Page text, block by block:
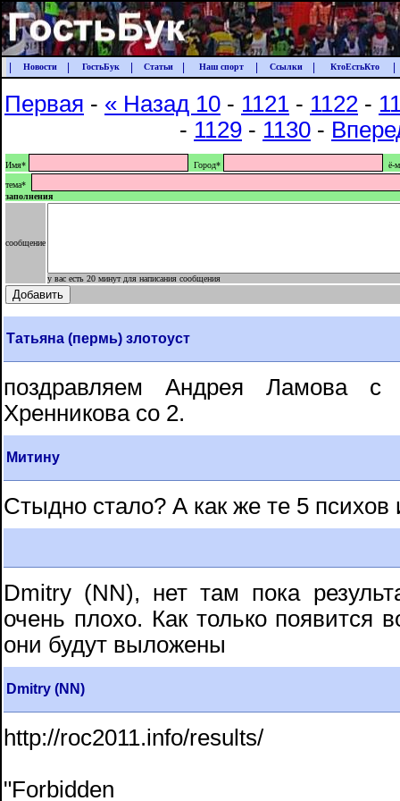
Новости ГостьБук Статьи Наш спорт Ссылки КтоЕстьКто
Первая - « Назад 10 - 1121 - 1122 -
- 1129 - 1130 -
Имя* Город*
ё-
тема*
заполнения
сообщение
у вас есть 20 минут для написания сообщения
Татьяна (пермь) злотоуст
поздравляем Андрея Ламова
Хренникова со 2.
Митину
Стыдно стало? А как же те 5 психов
Dmitry (NN), нет там пока
очень плохо. Как только появится
они будут выложены
Dmitry (NN)
http://roc2011.info/results/
"Forbidden